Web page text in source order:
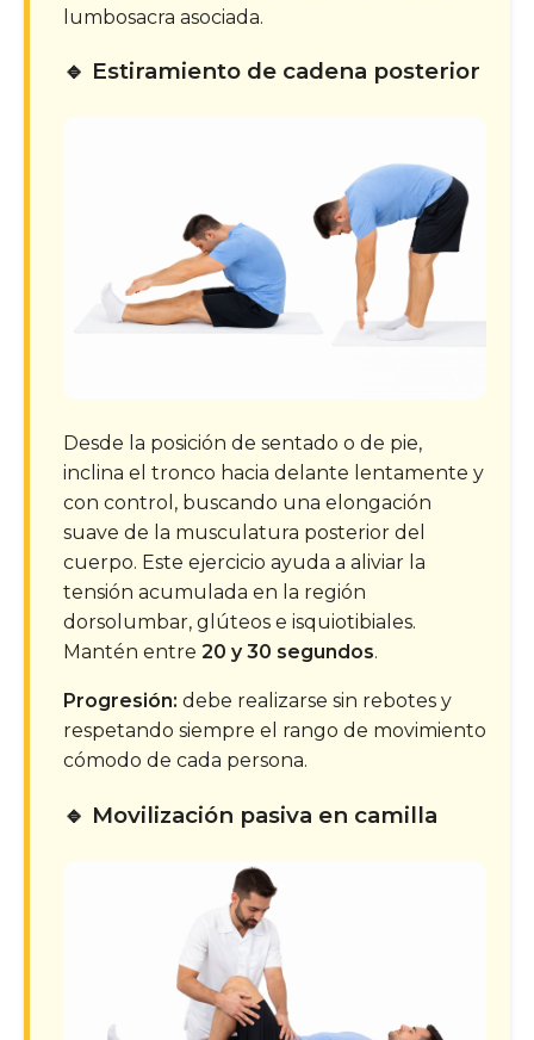
lumbosacra asociada.
🔹 Estiramiento de cadena posterior
Desde la posición de sentado o de pie,
inclina el tronco hacia delante lentamente y
con control, buscando una elongación
suave de la musculatura posterior del
cuerpo. Este ejercicio ayuda a aliviar la
tensión acumulada en la región
dorsolumbar, glúteos e isquiotibiales.
Mantén entre 20 y 30 segundos.
Progresión: debe realizarse sin rebotes y
respetando siempre el rango de movimiento
cómodo de cada persona.
🔹 Movilización pasiva en camilla